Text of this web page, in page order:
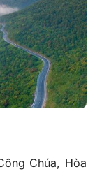
Chúa, Hòa